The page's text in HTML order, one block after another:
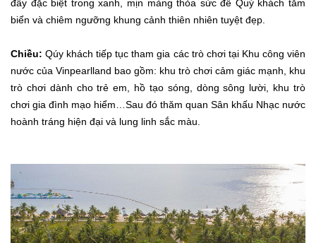
đây đặc biệt trong xanh, mịn màng thỏa sức để Quý khách tắm
biển và chiêm ngưỡng khung cảnh thiên nhiên tuyệt đẹp.
Chiều:Qúy khách tiếp tục tham gia các trò chơi tại Khu công viên
nước của Vinpearlland bao gồm: khu trò chơi cảm giác mạnh, khu
trò chơi dành cho trẻ em, hồ tạo sóng, dòng sông lười, khu trò
chơi gia đình mạo hiểm…Sau đó thăm quan Sân khấu Nhạc nước
hoành tráng hiện đại và lung linh sắc màu.